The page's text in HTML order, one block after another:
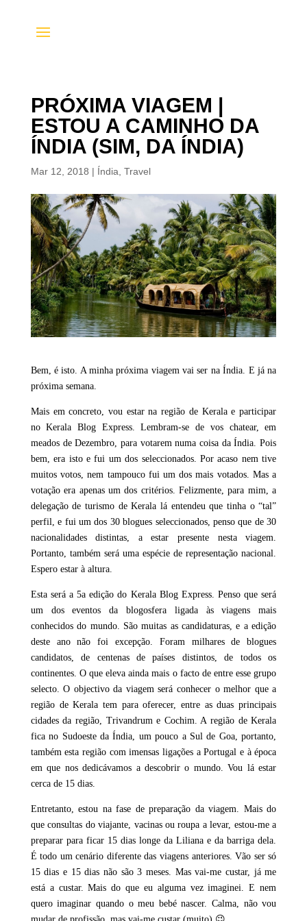
PRÓXIMA VIAGEM |
ESTOU A CAMINHO DA
ÍNDIA (SIM, DA ÍNDIA)
Mar 12, 2018 | Índia Travel
Bem, é isto. A minha próxima viagem vai ser na Índia. E já na
próxima semana.
Mais em concreto, vou estar na região de Kerala e participar
no Kerala Blog Express. Lembram-se de vos chatear, em
meados de Dezembro, para votarem numa coisa da Índia. Pois
bem, era isto e fui um dos seleccionados. Por acaso nem tive
muitos votos, nem tampouco fui um dos mais votados. Mas a
votação era apenas um dos critérios. Felizmente, para mim, a
delegação de turismo de Kerala lá entendeu que tinha o “tal”
perfil, e fui um dos 30 blogues seleccionados, penso que de 30
nacionalidades distintas, a estar presente nesta viagem.
Portanto, também será uma espécie de representação nacional.
Espero estar à altura.
Esta será a 5a edição do Kerala Blog Express. Penso que será
um dos eventos da blogosfera ligada às viagens mais
conhecidos do mundo. São muitas as candidaturas, e a edição
deste ano não foi excepção. Foram milhares de blogues
candidatos, de centenas de países distintos, de todos os
continentes. O que eleva ainda mais o facto de entre esse grupo
selecto. O objectivo da viagem será conhecer o melhor que a
região de Kerala tem para oferecer, entre as duas principais
cidades da região, Trivandrum e Cochim. A região de Kerala
fica no Sudoeste da Índia, um pouco a Sul de Goa, portanto,
também esta região com imensas ligações a Portugal e à época
em que nos dedicávamos a descobrir o mundo. Vou lá estar
cerca de 15 dias.
Entretanto, estou na fase de preparação da viagem. Mais do
que consultas do viajante, vacinas ou roupa a levar, estou-me a
preparar para ficar 15 dias longe da Liliana e da barriga dela.
É todo um cenário diferente das viagens anteriores. Vão ser só
15 dias e 15 dias não são 3 meses. Mas vai-me custar, já me
está a custar. Mais do que eu alguma vez imaginei. E nem
quero imaginar quando o meu bebé nascer. Calma, não vou